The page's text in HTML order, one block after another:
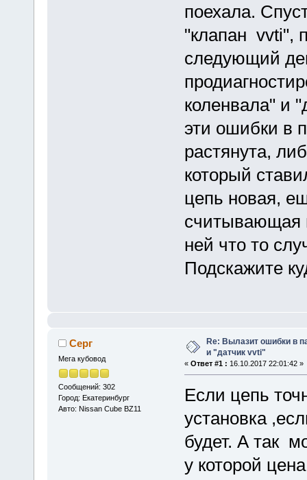
поехала.
"клапан vvti",
следующий
коленвала" и
эти ошибки в
растянута,
который
цепь новая,
считывающая
ней что то
Подскажите
Серг
Мега кубовод
Сообщений: 302
Город: Екатеринбург
Авто: Nissan Cube BZ11
Re: Вылазит ошибки в
и "датчик vvti"
« Ответ #1 : 16.10.2017 22:01:42 »
Если цепь
установка
будет. А так
у которой